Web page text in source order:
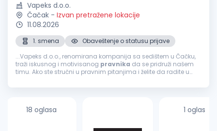
Vapeks d.o.o.
Čačak - Izvan pretražene lokacije
11.08.2026
1. smena
Obaveštenje o statusu prijave
...Vapeks d.o.o., renomirana kompanija sa sedištem u Čačku,
traži iskusnog i motivisanog pravnika da se pridruži našem
timu. Ako ste stručni u pravnim pitanjima i želite da radite u
Odgovornosti...
18 oglasa 1 oglas